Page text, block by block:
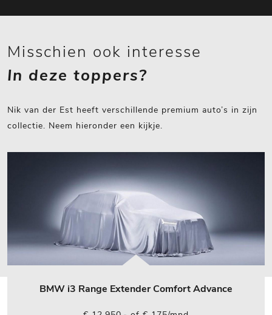
Misschien ook interesse
In deze toppers?
Nik van der Est heeft verschillende premium auto’s in zijn
collectie. Neem hieronder een kijkje.
BMW i3 Range Extender Comfort Advance